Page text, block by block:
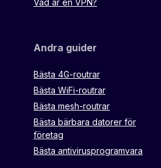
Vad är en VPN?
Andra guider
Bästa 4G-routrar
Bästa WiFi-routrar
Bästa mesh-routrar
Bästa bärbara datorer för
företag
Bästa antivirusprogramvara